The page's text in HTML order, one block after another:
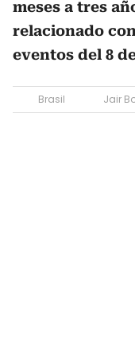
meses a tres
relacionado
eventos del 8
Brasil Jair